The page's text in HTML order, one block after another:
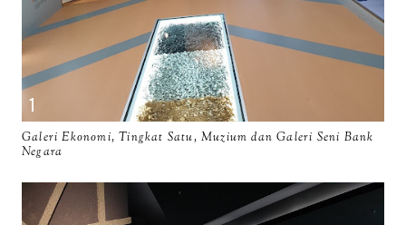
Galeri Ekonomi, Tingkat Satu, Muzium dan Galeri Seni Bank
Negara